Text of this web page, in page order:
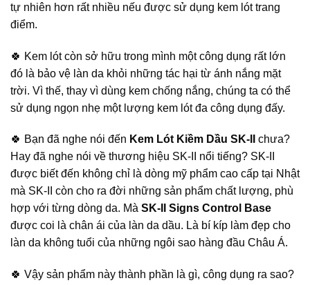
tự nhiên hơn rất nhiều nếu được sử dụng kem lót trang
điểm.
🍀 Kem lót còn sở hữu trong mình một công dụng rất lớn
đó là bảo vệ làn da khỏi những tác hại từ ánh nắng mặt
trời. Vì thế, thay vì dùng kem chống nắng, chúng ta có thể
sử dụng ngọn nhẹ một lượng kem lót đa công dụng đấy.
🍀 Bạn đã nghe nói đến Kem Lót Kiềm Dầu SK-II
chưa?
Hay đã nghe nói về thương hiệu SK-II nổi tiếng? SK-II
được biết đến không chỉ là dòng mỹ phẩm cao cấp tại Nhật
mà SK-II còn cho ra đời những sản phẩm chất lượng, phù
hợp với từng dòng da. Mà SK-II Signs Control Base
được coi là chân ái của làn da dầu. Là bí kíp làm đẹp cho
làn da không tuổi của những ngôi sao hàng đầu Châu Á.
🍀 Vậy sản phẩm này thành phần là gì, công dụng ra sao?